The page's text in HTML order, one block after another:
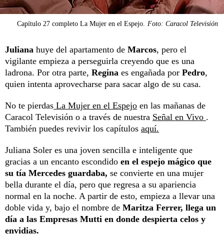
Capítulo 27 completo La Mujer en el Espejo. Foto: Caracol Televisión
Juliana huye del apartamento de Marcos, pero el
vigilante empieza a perseguirla creyendo que es una
ladrona. Por otra parte, Regina es engañada por Pedro,
quien intenta aprovecharse para sacar algo de su casa.
No te pierdas La Mujer en el Espejo en las mañanas de
Caracol Televisión o a través de nuestra Señal en Vivo .
También puedes revivir los capítulos aquí.
Juliana Soler es una joven sencilla e inteligente que
gracias a un encanto escondido en el espejo mágico que
su tía Mercedes guardaba, se convierte en una mujer
bella durante el día, pero que regresa a su apariencia
normal en la noche. A partir de esto, empieza a llevar una
doble vida y, bajo el nombre de Maritza Ferrer, llega un
día a las Empresas Mutti en donde despierta celos y
envidias.